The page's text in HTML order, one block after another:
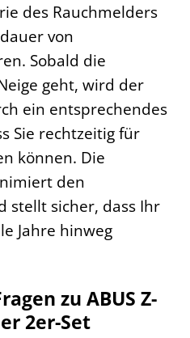
des Rauchmelders
von
Sobald die
geht, wird der
ein entsprechendes
Sie rechtzeitig für
können. Die
den
stellt sicher, dass Ihr
Jahre hinweg
zu ABUS Z-
2er-Set